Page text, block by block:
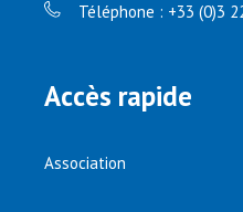
Téléphone : +33 (0)3
Accès rapide
Association